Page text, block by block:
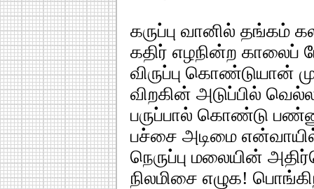
கருப்பு வானில் தங்கம்
கதிர் எழநின்ற காலைப்
விருப்பு கொண்டுயான்
விறகின் அடுப்பில்
பருப்பால் கொண்டு
பச்சை அடிமை
நெருப்பு மலையின்
நிலமிசை எழுக!